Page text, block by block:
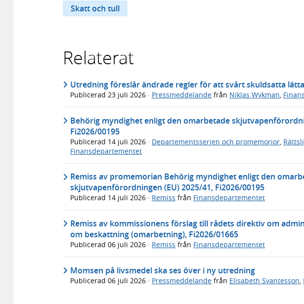
Skatt och tull
Relaterat
Utredning föreslår ändrade regler för att svårt skuldsatta
Publicerad 23 juli 2026 · Pressmeddelande från Niklas Wykman,
Behörig myndighet enligt den omarbetade
Fi2026/00195
Publicerad 14 juli 2026 · Departementsserien och promemorior
Finansdepartementet
Remiss av promemorian Behörig myndighet enligt den
skjutvapenförordningen (EU) 2025/41, Fi2026/00195
Publicerad 14 juli 2026 · Remiss från Finansdepartementet
Remiss av kommissionens förslag till rådets direktiv om
om beskattning (omarbetning), Fi2026/01665
Publicerad 06 juli 2026 · Remiss från Finansdepartementet
Momsen på livsmedel ska ses över i ny utredning
Publicerad 06 juli 2026 · Pressmeddelande från Elisabeth Svantesson